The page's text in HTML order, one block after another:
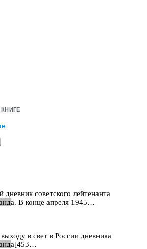
советского лейтенанта
а. В конце апреля 1945…
в свет в России дневника
а[453…